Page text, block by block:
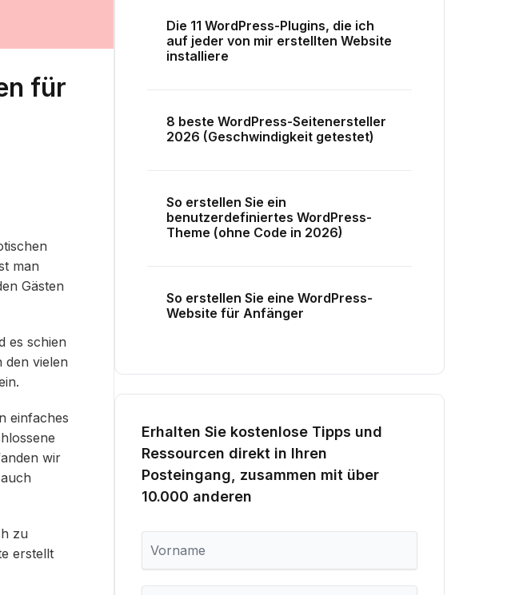
für
man
Gästen
es schien
vielen
einfaches
wir
zu
erstellt
Die 11 WordPress-Plugins, die ich
auf jeder von mir erstellten Website
installiere
8 beste WordPress-Seitenersteller
2026 (Geschwindigkeit getestet)
So erstellen Sie ein
benutzerdefiniertes WordPress-
Theme (ohne Code in 2026)
So erstellen Sie eine WordPress-
Website für Anfänger
Erhalten Sie kostenlose Tipps und
Ressourcen direkt in Ihren
Posteingang, zusammen mit über
10.000 anderen
r
n